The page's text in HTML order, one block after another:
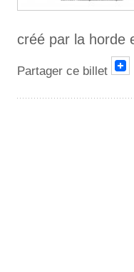
créé par la horde
Partager ce billet